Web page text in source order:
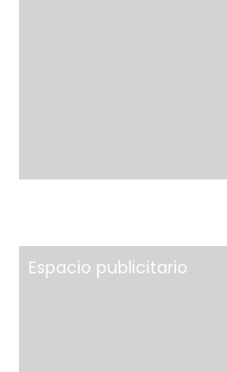
Espacio publicitario